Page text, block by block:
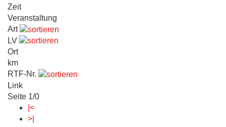
Zeit
Veranstaltung
Art
LV
Ort
km
RTF-Nr.
Link
Seite 1/0
|<
>|